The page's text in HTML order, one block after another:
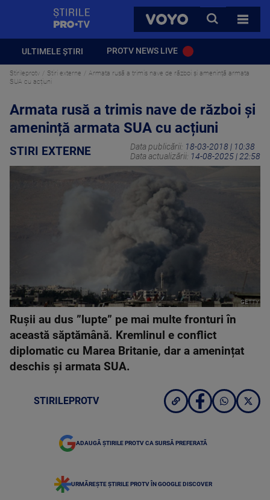
VOYO
CAUTA
TOATE
ULTIMELE ȘTIRI PROTV NEWS LIVE
Stirileprotv Stiri externe
Armata rusă a trimis nave de război și amenință armata
SUA cu acțiuni
Armata rusă a trimis nave de război și
amenință armata SUA cu acțiuni
STIRI EXTERNE Data publicării: 18-03-2018 | 10:38
Data actualizării: 14-08-2025 | 22:58
GETTY
Ruşii au dus ”lupte” pe mai multe fronturi în
această săptămână. Kremlinul e conflict
diplomatic cu Marea Britanie, dar a amenințat
deschis și armata SUA.
STIRILEPROTV
ADAUGĂ ȘTIRILE PROTV CA SURSĂ PREFERATĂ
URMĂREȘTE ȘTIRILE PROTV ÎN GOOGLE DISCOVER